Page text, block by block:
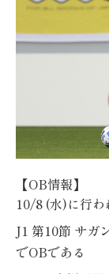
【OB情報】
10/8 (水)に行わ
J1 第10節 サガ
でOBである